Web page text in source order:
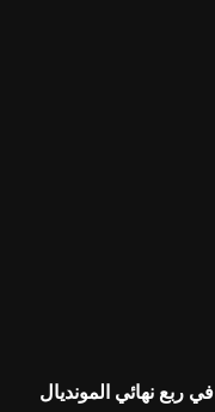
ربع نهائي المونديال